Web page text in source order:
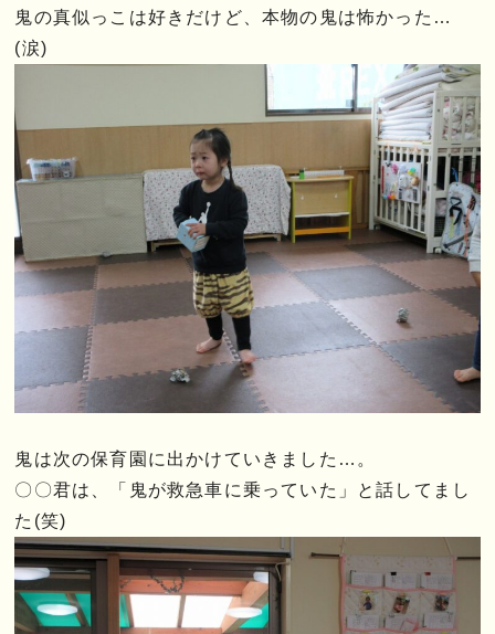
鬼の真似っこは好きだけど、本物の鬼は怖かった…
(涙)
鬼は次の保育園に出かけていきました…。
〇〇君は、「鬼が救急車に乗っていた」と話してまし
た(笑)